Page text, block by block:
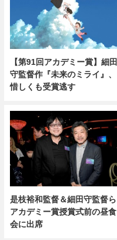
【第91回アカデミー賞】細田
守監督作『未来のミライ』、
惜しくも受賞逃す
是枝裕和監督＆細田守監督ら
アカデミー賞授賞式前の昼食
会に出席